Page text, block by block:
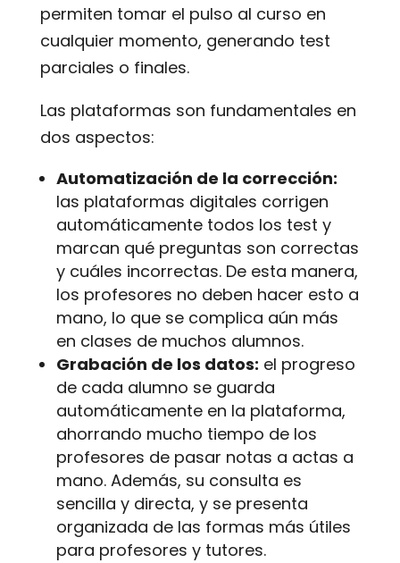
permiten tomar el pulso al curso en
cualquier momento, generando test
parciales o finales.
Las plataformas son fundamentales en
dos aspectos:
Automatización de la corrección:
las plataformas digitales corrigen
automáticamente todos los test y
marcan qué preguntas son correctas
y cuáles incorrectas. De esta manera,
los profesores no deben hacer esto a
mano, lo que se complica aún más
en clases de muchos alumnos.
Grabación de los datos: el progreso
de cada alumno se guarda
automáticamente en la plataforma,
ahorrando mucho tiempo de los
profesores de pasar notas a actas a
mano. Además, su consulta es
sencilla y directa, y se presenta
organizada de las formas más útiles
para profesores y tutores.